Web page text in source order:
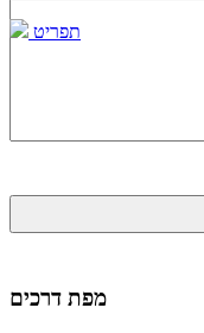
תפריט
מפת דרכים